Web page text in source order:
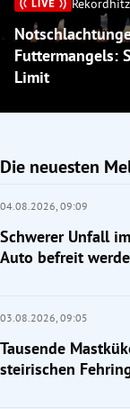
Futtermangels:
Limit
Die neuesten
04.08.2026, 09:09
Schwerer Unfall
Auto befreit
03.08.2026, 09:05
Tausende
steirischen